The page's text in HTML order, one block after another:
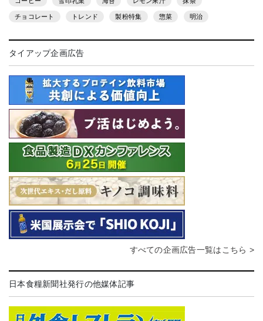
チョコレート トレンド 製粉特集 惣菜 明治
タイアップ企画広告
すべての企画広告一覧はこちら >
日本食糧新聞社発行の他媒体記事